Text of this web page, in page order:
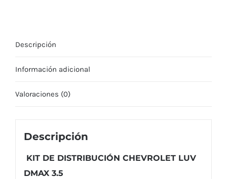
Descripción
Información adicional
Valoraciones (0)
Descripción
KIT DE DISTRIBUCIÓN CHEVROLET LUV
DMAX 3.5